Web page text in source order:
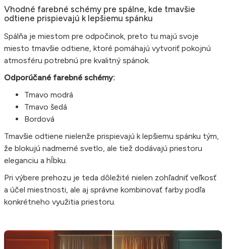
Vhodné farebné schémy pre spálne, kde tmavšie
odtiene prispievajú k lepšiemu spánku
Spálňa je miestom pre odpočinok, preto tu majú svoje
miesto tmavšie odtiene, ktoré pomáhajú vytvoriť pokojnú
atmosféru potrebnú pre kvalitný spánok.
Odporúčané farebné schémy:
Tmavo modrá
Tmavo šedá
Bordová
Tmavšie odtiene nielenže prispievajú k lepšiemu spánku tým,
že blokujú nadmerné svetlo, ale tiež dodávajú priestoru
eleganciu a hĺbku.
Pri výbere prehozu je teda dôležité nielen zohľadniť veľkosť
a účel miestnosti, ale aj správne kombinovať farby podľa
konkrétneho využitia priestoru.